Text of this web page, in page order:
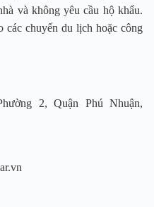
và không yêu cầu hộ khẩu.
chuyến du lịch hoặc công
2, Quận Phú Nhuận,